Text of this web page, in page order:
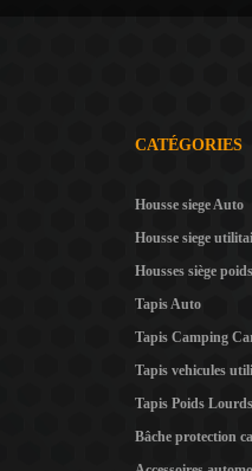
CATÉGORIES
Housse siege Auto
Housse siege
Housses siège
Tapis Auto
Tapis Camping
Tapis vehicules
Tapis Poids
Bâche protection